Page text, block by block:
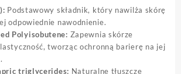
Podstawowy składnik, który nawilża skórę
odpowiednie nawodnienie.
Polyisobutene: Zapewnia skórze
tworząc ochronną barierę na jej
triglycerides: Naturalne tłuszcze